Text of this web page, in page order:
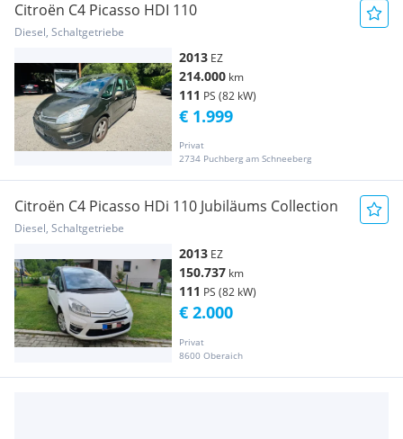
Citroën C4 Picasso HDI 110
Diesel, Schaltgetriebe
2013 EZ
214.000 km
111 PS (82 kW)
Privat
2734 Puchberg am Schneeberg
€ 1.999
Citroën C4 Picasso HDi 110 Jubiläums Collection
Diesel, Schaltgetriebe
2013 EZ
150.737 km
111 PS (82 kW)
Privat
8600 Oberaich
€ 2.000